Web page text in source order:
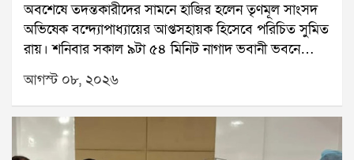
অবশেষে তদন্তকারীদের সামনে হাজির হলেন তৃণমূল সাংসদ
অভিষেক বন্দ্যোপাধ্যায়ের আপ্তসহায়ক হিসেবে পরিচিত সুমিত
রায়। শনিবার সকাল ৯টা ৫৪ মিনিট নাগাদ ভবানী ভবনে
পৌঁছন তিনি। পশ্চিম মেদিনীপুরের শালবনি জমি প্রতারণা
মামলায় তাঁকে জিজ্ঞাসাবাদের জন্য তলব করেছে সিআইডি।
শুক্রবার রাতে সুমিতের বাড়িতে গিয়ে নোটিস দেয় তদন্তকারী
দলের সদস্যরা। সেই নোটিসের পরেই শনিবার নির্ধারিত
সময়ের কয়েক মিনিট আগে ভবানী ভবনে পৌঁছে যান তিনি।
আগস্ট ০৮, ২০২৬